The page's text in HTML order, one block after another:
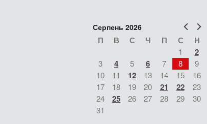
Попер
Серпень 2026
П В С Ч П С Н
1 2
3 4 5 6 7 8
9
10
11 12 13 14 15
16
17
18 19 20 21 22
23
24
25 26 27 28 29
30
31